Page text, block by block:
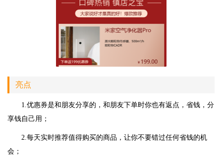
亮点
1.优惠券是和朋友分享的，和朋友下单时你也有返点，省钱，分
享钱自己用；
2.每天实时推荐值得购买的商品，让你不要错过任何省钱的机
会；